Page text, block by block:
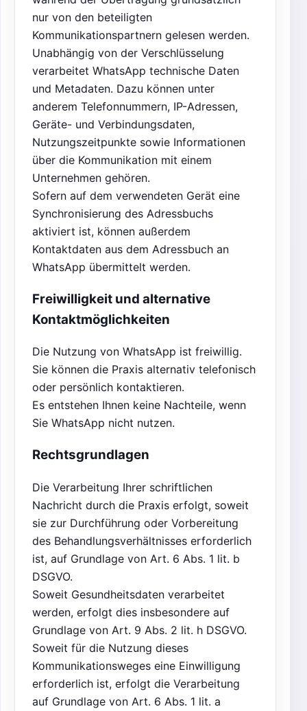
nur von den beteiligten
Kommunikationspartnern gelesen werden.
Unabhängig von der Verschlüsselung
verarbeitet WhatsApp technische Daten
und Metadaten. Dazu können unter
anderem Telefonnummern, IP-Adressen,
Geräte- und Verbindungsdaten,
Nutzungszeitpunkte sowie Informationen
über die Kommunikation mit einem
Unternehmen gehören.
Sofern auf dem verwendeten Gerät eine
Synchronisierung des Adressbuchs
aktiviert ist, können außerdem
Kontaktdaten aus dem Adressbuch an
WhatsApp übermittelt werden.
Freiwilligkeit und alternative
Kontaktmöglichkeiten
Die Nutzung von WhatsApp ist freiwillig.
Sie können die Praxis alternativ telefonisch
oder persönlich kontaktieren.
Es entstehen Ihnen keine Nachteile, wenn
Sie WhatsApp nicht nutzen.
Rechtsgrundlagen
Die Verarbeitung Ihrer schriftlichen
Nachricht durch die Praxis erfolgt, soweit
sie zur Durchführung oder Vorbereitung
des Behandlungsverhältnisses erforderlich
ist, auf Grundlage von Art. 6 Abs. 1 lit. b
DSGVO.
Soweit Gesundheitsdaten verarbeitet
werden, erfolgt dies insbesondere auf
Grundlage von Art. 9 Abs. 2 lit. h DSGVO.
Soweit für die Nutzung dieses
Kommunikationsweges eine Einwilligung
erforderlich ist, erfolgt die Verarbeitung
auf Grundlage von Art. 6 Abs. 1 lit. a